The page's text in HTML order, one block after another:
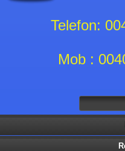
Telefon:
Mob :